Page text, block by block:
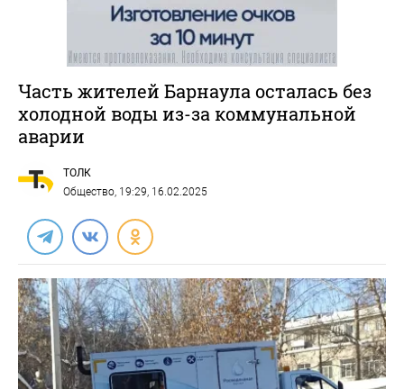
Часть жителей Барнаула осталась без
холодной воды из-за коммунальной
аварии
ТОЛК
Общество, 19:29, 16.02.2025